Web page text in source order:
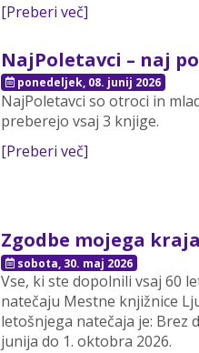
[Preberi več]
NajPoletavci – naj
ponedeljek, 08. junij 2026
NajPoletavci so otroci in
preberejo vsaj 3 knjige.
[Preberi več]
Zgodbe mojega
sobota, 30. maj 2026
Vse, ki ste dopolnili vsaj 60
natečaju Mestne knjižnice
letošnjega natečaja je: Brez
junija do 1. oktobra 2026.